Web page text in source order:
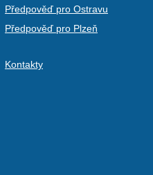
Předpověď pro Ostravu
Předpověď pro Plzeň
Kontakty